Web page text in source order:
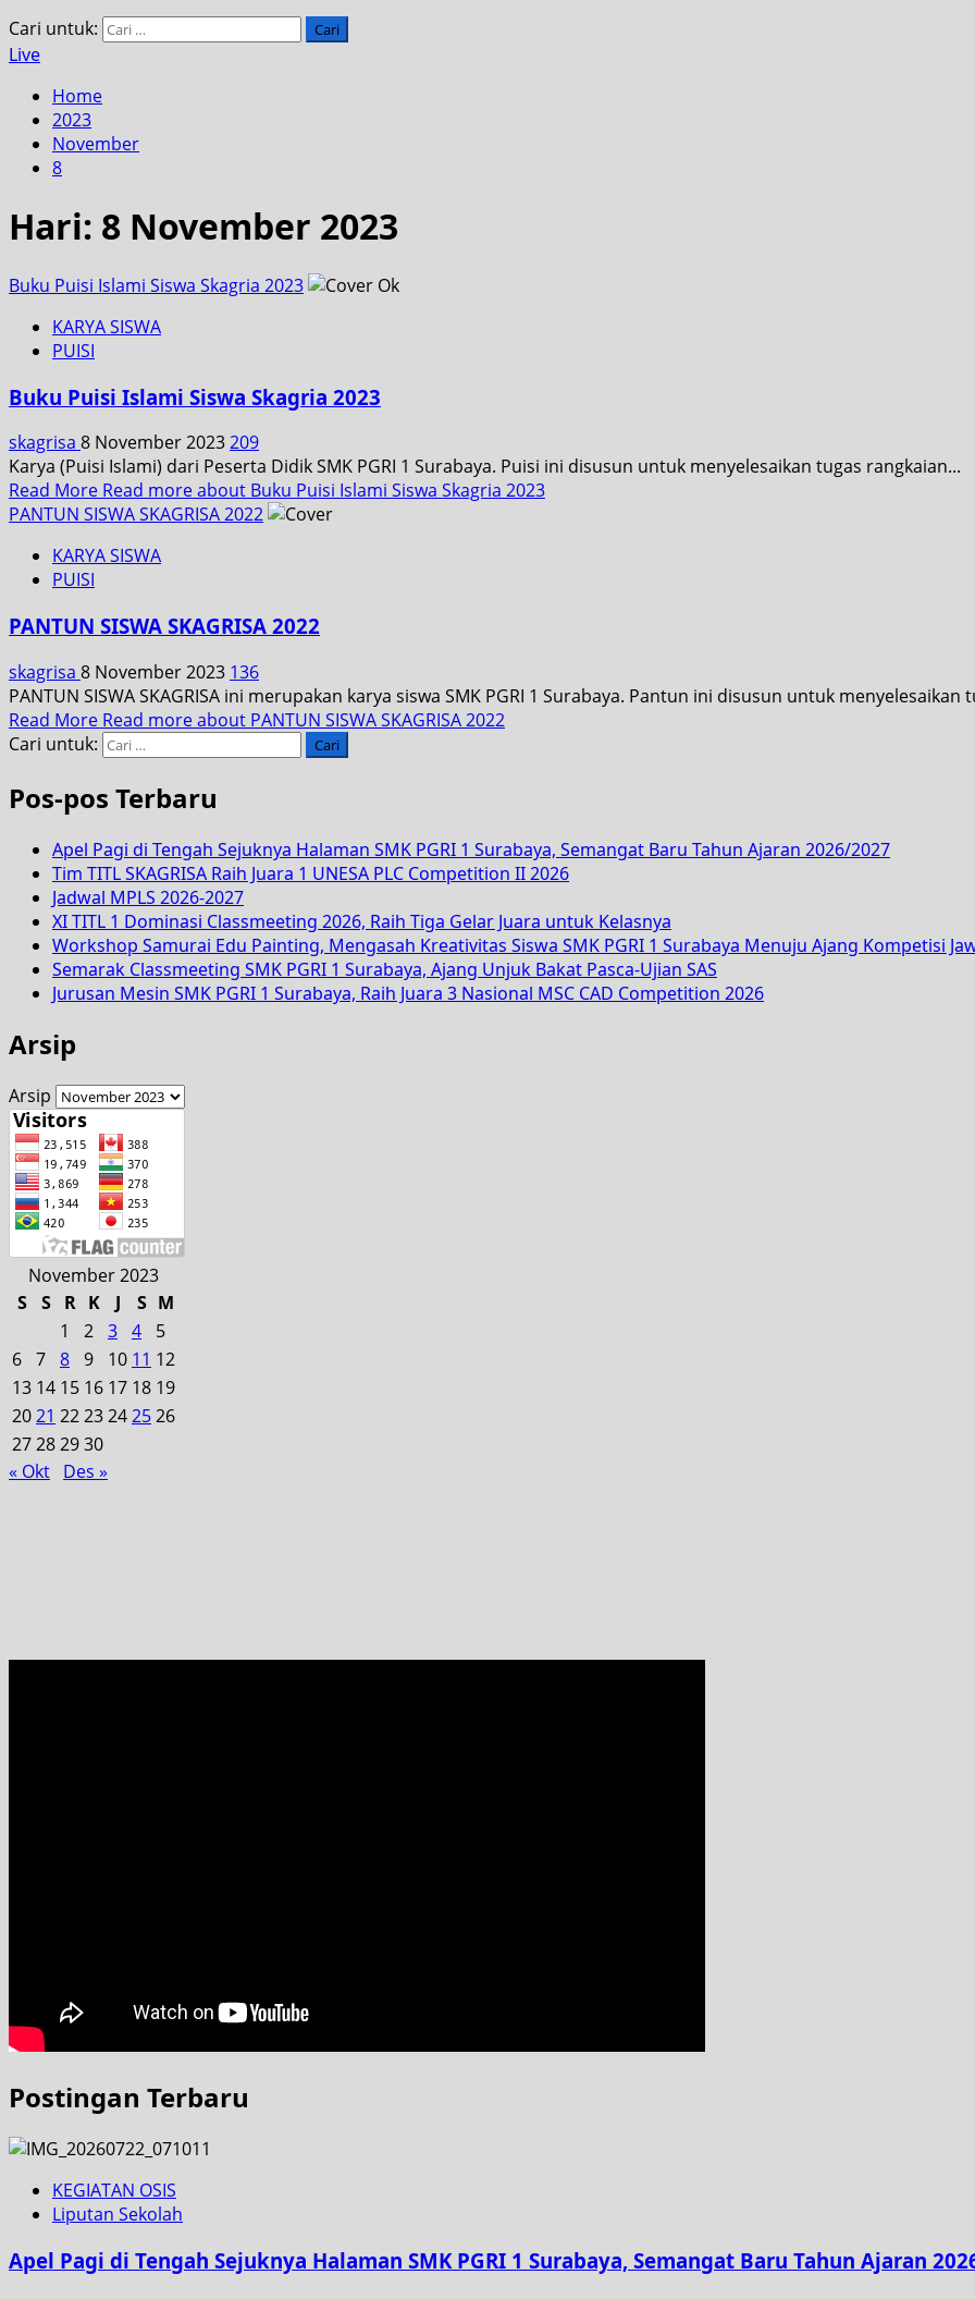
Cari untuk:
Live
Home
2023
November
8
Hari: 8 November 2023
Buku Puisi Islami Siswa Skagria 2023
KARYA SISWA
PUISI
Buku Puisi Islami Siswa Skagria 2023
skagrisa 8 November 2023209
Karya (Puisi Islami) dari Peserta Didik SMK PGRI 1 Surabaya. Puisi ini disusun untuk menyelesaikan tugas rangkaian...
Read More Read more about Buku Puisi Islami Siswa Skagria 2023
PANTUN SISWA SKAGRISA 2022
KARYA SISWA
PUISI
PANTUN SISWA SKAGRISA 2022
skagrisa 8 November 2023 136
PANTUN SISWA SKAGRISA ini merupakan karya siswa SMK PGRI 1 Surabaya. Pantun ini disusun untuk menyelesaikan
Read More Read more about PANTUN SISWA SKAGRISA 2022
Cari untuk:
Pos-pos Terbaru
Apel Pagi di Tengah Sejuknya Halaman SMK PGRI 1 Surabaya, Semangat Baru Tahun Ajaran 2026/2027
Tim TITL SKAGRISA Raih Juara 1 UNESA PLC Competition II 2026
Jadwal MPLS 2026-2027
XI TITL 1 Dominasi Classmeeting 2026, Raih Tiga Gelar Juara untuk Kelasnya
Workshop Samurai Edu Painting, Mengasah Kreativitas Siswa SMK PGRI 1 Surabaya Menuju Ajang Kompetisi
Semarak Classmeeting SMK PGRI 1 Surabaya, Ajang Unjuk Bakat Pasca-Ujian SAS
Jurusan Mesin SMK PGRI 1 Surabaya, Raih Juara 3 Nasional MSC CAD Competition 2026
Arsip
Arsip
November 2023
S
S R K J S M
1
2 3 4
5
6 7 8 9 10 11 12
13 14 15 16 17 18 19
2021 2223242526
27282930
« Okt Des »
Postingan Terbaru
KEGIATAN OSIS
Liputan Sekolah
Apel Pagi di Tengah Sejuknya Halaman SMK PGRI 1 Surabaya, Semangat Baru Tahun Ajaran